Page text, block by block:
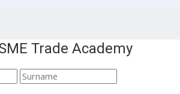
Trade Academy